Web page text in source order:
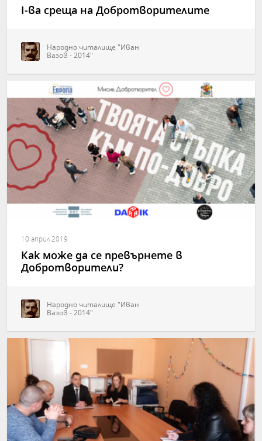
І-ва среща на Добротворителите
Народно читалище "Иван
Вазов - 2014"
10 април 2019
Как може да се превърнете в
Добротворители?
Народно читалище "Иван
Вазов - 2014"